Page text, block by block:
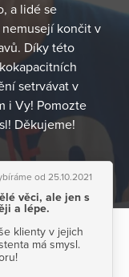
a lidé se
končit v
Díky této
setrvávat v
i Vy! Pomozte
Děkujeme!
od 25.10.2021
věci, ale jen s
a lépe.
klienty v jejich
má smysl.